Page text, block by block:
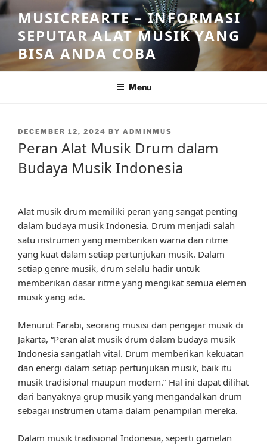
Skip
to
content
MUSICREARTE – INFORMASI
SEPUTAR ALAT MUSIK YANG
BISA ANDA COBA
Menu
POSTED
DECEMBER 12, 2024 BY ADMINMUS
Peran Alat Musik Drum dalam
Budaya Musik Indonesia
Alat musik drum memiliki peran yang sangat penting
dalam budaya musik Indonesia. Drum menjadi salah
satu instrumen yang memberikan warna dan ritme
yang kuat dalam setiap pertunjukan musik. Dalam
setiap genre musik, drum selalu hadir untuk
memberikan dasar ritme yang mengikat semua elemen
musik yang ada.
Menurut Farabi, seorang musisi dan pengajar musik di
Jakarta, “Peran alat musik drum dalam budaya musik
Indonesia sangatlah vital. Drum memberikan kekuatan
dan energi dalam setiap pertunjukan musik, baik itu
musik tradisional maupun modern.” Hal ini dapat dilihat
dari banyaknya grup musik yang mengandalkan drum
sebagai instrumen utama dalam penampilan mereka.
Dalam musik tradisional Indonesia, seperti gamelan